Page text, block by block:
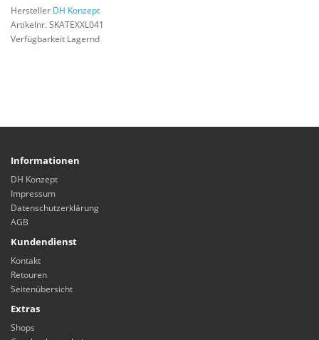
Hersteller DH Konzept
Artikelnr. SKATEXXL041
Verfügbarkeit Lagernd
Informationen
DH Konzept
Impressum
Datenschutzerklärung
AGB
Kundendienst
Kontakt
Retouren
Seitenübersicht
Extras
Shops